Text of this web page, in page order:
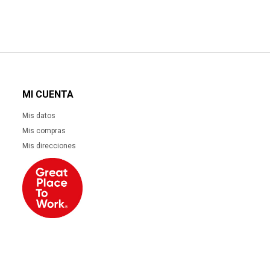
MI CUENTA
Mis datos
Mis compras
Mis direcciones